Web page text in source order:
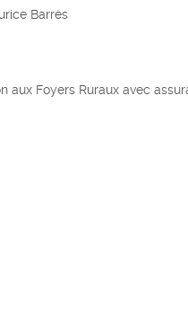
Barrès
Foyers Ruraux avec